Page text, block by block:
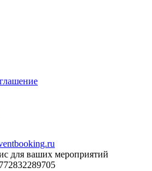
для ваших мероприятий